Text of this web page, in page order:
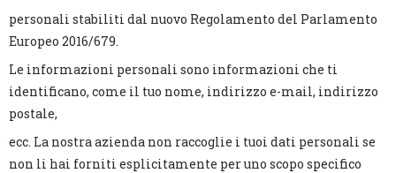
personali stabiliti dal nuovo Regolamento del Parlamento
Europeo 2016/679.
Le informazioni personali sono informazioni che ti
identificano, come il tuo nome, indirizzo e-mail, indirizzo
postale,
ecc. La nostra azienda non raccoglie i tuoi dati personali se
non li hai forniti esplicitamente per uno scopo specifico